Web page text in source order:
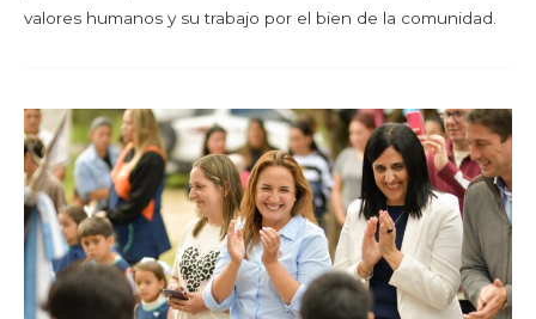
valores humanos y su trabajo por el bien de la comunidad.